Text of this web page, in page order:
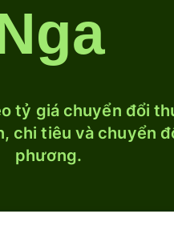
tỷ giá chuyển đổi
chi tiêu và chuyển
phương.